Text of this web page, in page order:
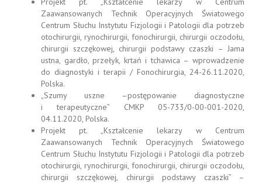
Zaawansowanych Technik Operacyjnych Światowego
Centrum Słuchu Instytutu Fizjologii i Patologii dla potrzeb
otochirurgii, rynochirurgii, fonochirurgii, chirurgii oczodołu,
chirurgii szczękowej, chirurgii podstawy czaszki – Jama
ustna, gardło, przełyk, krtań i tchawica – wprowadzenie
do diagnostyki i terapii / Fonochirurgia, 24-26.11.2020,
Polska.
„Szumy uszne –postępowanie diagnostyczne
i terapeutyczne” CMKP 05-733/0-00-001-2020,
04.11.2020, Polska.
Projekt pt. „Kształcenie lekarzy w Centrum
Zaawansowanych Technik Operacyjnych Światowego
Centrum Słuchu Instytutu Fizjologii i Patologii dla potrzeb
otochirurgii, rynochirurgii, fonochirurgii, chirurgii oczodołu,
chirurgii szczękowej, chirurgii podstawy czaszki” –